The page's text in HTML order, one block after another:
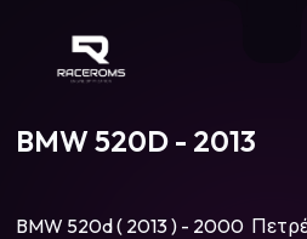
Raceroms
BMW 520D - 2013
BMW 520d ( 2013 ) - 2000